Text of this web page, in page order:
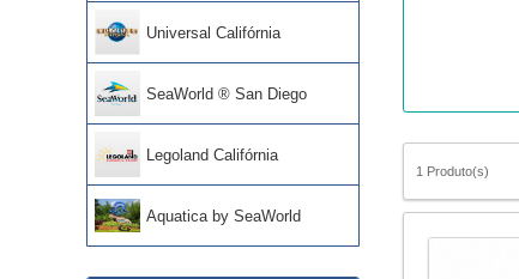
Universal Califórnia
SeaWorld ® San Diego
Legoland Califórnia
Aquatica by SeaWorld
1 Produto(s)